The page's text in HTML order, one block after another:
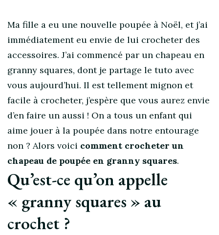
Ma fille a eu une nouvelle poupée à Noël, et j’ai
immédiatement eu envie de lui crocheter des
accessoires. J’ai commencé par un chapeau en
granny squares, dont je partage le tuto avec
vous aujourd’hui. Il est tellement mignon et
facile à crocheter, j’espère que vous aurez envie
d’en faire un aussi ! On a tous un enfant qui
aime jouer à la poupée dans notre entourage
non ? Alors voici comment crocheter un
chapeau de poupée en granny squares.
Qu’est-ce qu’on appelle
« granny squares » au
crochet ?